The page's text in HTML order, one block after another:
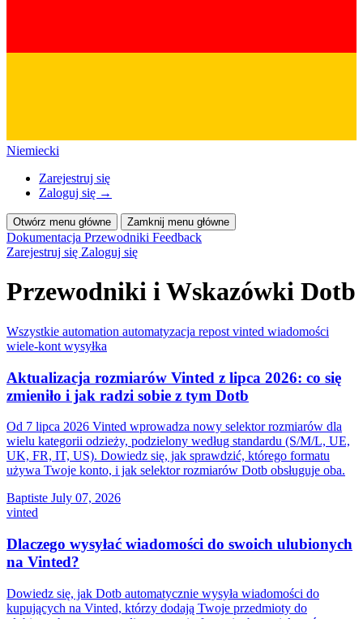
Niemiecki
Zarejestruj się
Zaloguj się →
Otwórz menu główne Zamknij menu główne
Dokumentacja Przewodniki Feedback
Zarejestruj się Zaloguj się
Przewodniki i Wskazówki Dotb
Wszystkie automation automatyzacja repost vinted wiadomości
wiele-kont wysyłka
Aktualizacja rozmiarów Vinted z lipca 2026: co się
zmieniło i jak radzi sobie z tym Dotb
Od 7 lipca 2026 Vinted wprowadza nowy selektor rozmiarów dla
wielu kategorii odzieży, podzielony według standardu (S/M/L, UE,
UK, FR, IT, US). Dowiedz się, jak sprawdzić, którego formatu
używa Twoje konto, i jak selektor rozmiarów Dotb obsługuje oba.
Baptiste July 07, 2026
vinted
Dlaczego wysyłać wiadomości do swoich ulubionych
na Vinted?
Dowiedz się, jak Dotb automatycznie wysyła wiadomości do
kupujących na Vinted, którzy dodają Twoje przedmioty do